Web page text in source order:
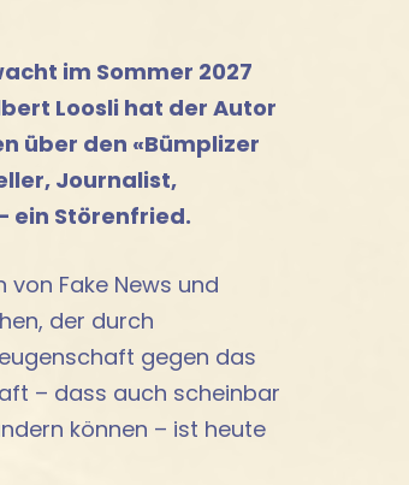
im Sommer 2027
Loosli hat der Autor
über den «Bümplizer
Journalist,
ein Störenfried.
von Fake News und
der durch
gegen das
– dass auch scheinbar
können – ist heute